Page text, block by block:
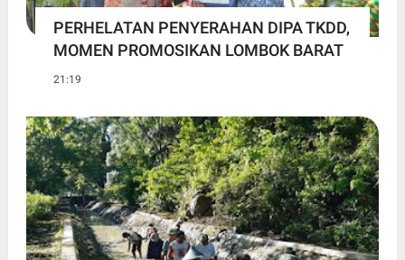
PERHELATAN PENYERAHAN DIPA TKDD,
MOMEN PROMOSIKAN LOMBOK BARAT
21:19